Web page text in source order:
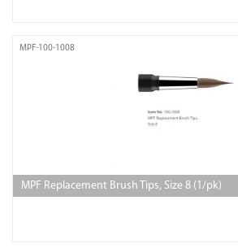
MPF-100-1008
MPF Replacement Brush Tips, Size 8 (1/pk)